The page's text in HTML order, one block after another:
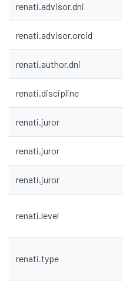
renati.advisor.dni
renati.advisor.orcid
renati.author.dni
renati.discipline
renati.juror
renati.juror
renati.juror
renati.level
renati.type